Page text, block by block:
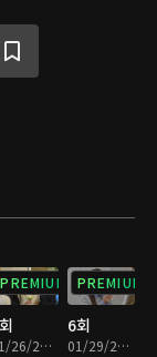
수를 위해 언니의
PREMIUM
01/26/2024 • 32분
PREMIUM
6회
01/29/2024 • 33분